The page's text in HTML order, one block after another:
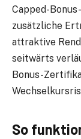
Capped-
zusätzliche
attraktive
seitwärts
Bonus-
So